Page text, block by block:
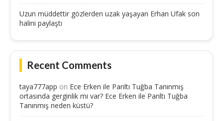
Uzun müddettir gözlerden uzak yaşayan Erhan Ufak son
halini paylaştı
Recent Comments
taya777app on Ece Erken ile Parıltı Tuğba Tanınmış
ortasında gerginlik mi var? Ece Erken ile Parıltı Tuğba
Tanınmış neden küstü?